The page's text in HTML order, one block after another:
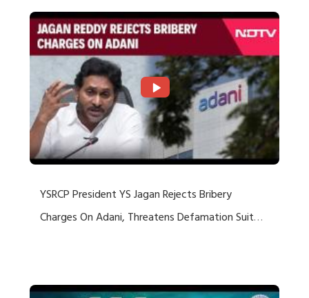
YSRCP President YS Jagan Rejects Bribery
Charges On Adani, Threatens Defamation Suit